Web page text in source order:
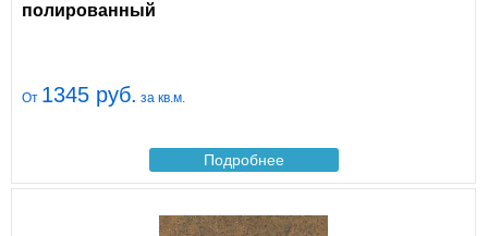
полированный
От 1345 руб. за кв.м.
Подробнее